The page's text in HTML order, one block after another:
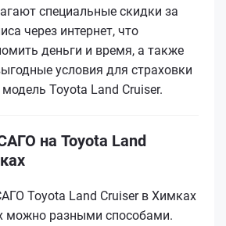
специальные скидки за
через интернет, что
деньги и время, а также
условия для страховки
Toyota Land Cruiser.
на Toyota Land
Toyota Land Cruiser в Химках
можно разными способами.